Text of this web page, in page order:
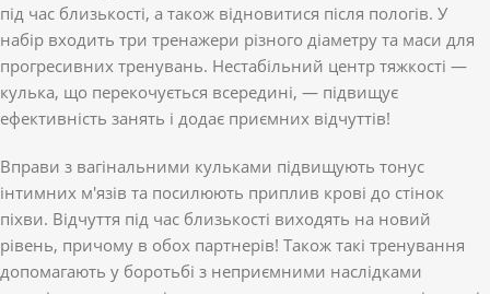
під час близькості, а також відновитися після пологів. У
набір входить три тренажери різного діаметру та маси для
прогресивних тренувань. Нестабільний центр тяжкості —
кулька, що перекочується всередині, — підвищує
ефективність занять і додає приємних відчуттів!
Вправи з вагінальними кульками підвищують тонус
інтимних м'язів та посилюють приплив крові до стінок
піхви. Відчуття під час близькості виходять на новий
рівень, причому в обох партнерів! Також такі тренування
допомагають у боротьбі з неприємними наслідками